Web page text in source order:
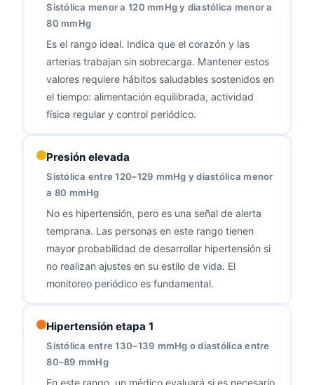
Sistólica menor a 120 mmHg y diastólica menor a
80 mmHg
Es el rango ideal. Indica que el corazón y las
arterias trabajan sin sobrecarga. Mantener estos
valores requiere hábitos saludables sostenidos en
el tiempo: alimentación equilibrada, actividad
física regular y control periódico.
Presión elevada
Sistólica entre 120–129 mmHg y diastólica menor
a 80 mmHg
No es hipertensión, pero es una señal de alerta
temprana. Las personas en este rango tienen
mayor probabilidad de desarrollar hipertensión si
no realizan ajustes en su estilo de vida. El
monitoreo periódico es fundamental.
Hipertensión etapa 1
Sistólica entre 130–139 mmHg o diastólica entre
80–89 mmHg
En este rango, un médico evaluará si es necesario